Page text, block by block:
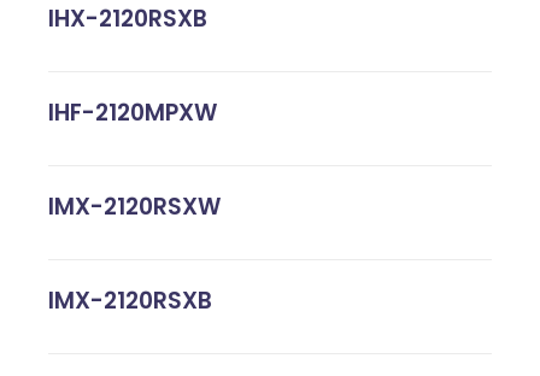
IHX-2120RSXB
IHF-2120MPXW
IMX-2120RSXW
IMX-2120RSXB